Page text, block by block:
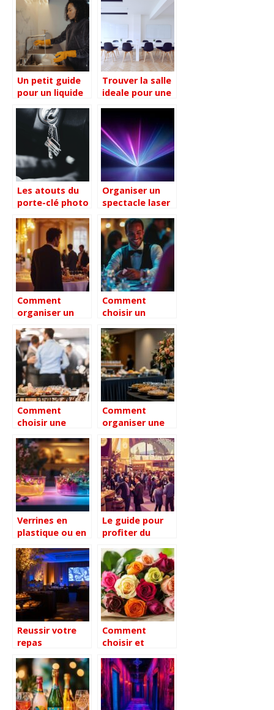
votre
evenement ?
theme pour ses
Un petit guide
pour un liquide
efficace lors de
evenements
Trouver la salle
ideale pour une
pratiques
Les atouts du
porte-clé photo
en marketing
Organiser un
spectacle laser
inoubliable
Comment
organiser un
d’entreprise à
Paris avec une
approche sur
mesure
Comment
choisir un
Rhône-Alpes
pour un
événement
inoubliable
Comment
choisir une
événementielle
à Paris pour des
événements
réussis
Comment
organiser une
réception pour
les funérailles
avec dignité
Verrines en
plastique ou en
impacts sur
votre bien-être
Le guide pour
profiter du
Vignerons
Indépendants :
comment
dénicher les
trésors des
petits domaines
Reussir votre
repas
les secrets d’un
traiteur
professionnel
experimente
Comment
choisir et
livraisons de
roses pour
chaque
occasion ?